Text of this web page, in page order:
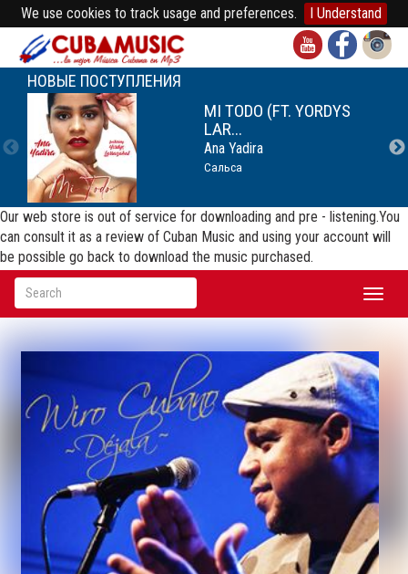
We use cookies to track usage and preferences. I Understand
НОВЫЕ ПОСТУПЛЕНИЯ
MI TODO (FT. YORDYS
LAR...
Ana Yadira
Сальса
Our web store is out of service for downloading and pre - listening.You
can consult it as a review of Cuban Music and using your account will
be possible go back to download the music purchased.